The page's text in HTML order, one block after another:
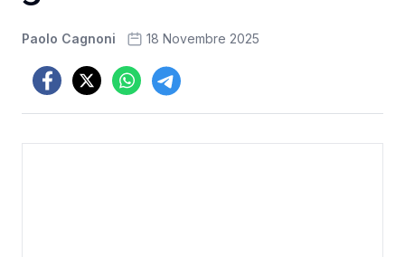
Paolo Cagnoni 18 Novembre 2025